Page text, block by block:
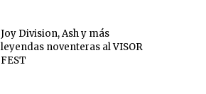
Joy Division, Ash y más
leyendas noventeras al VISOR
FEST